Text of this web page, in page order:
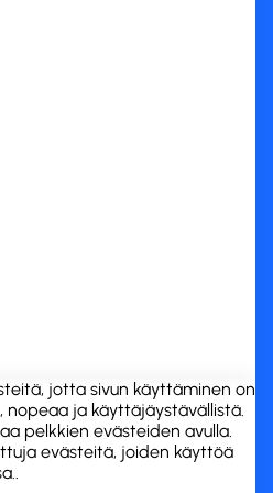
jotta sivun käyttäminen on
ja käyttäjäystävällistä.
pelkkien evästeiden avulla.
evästeitä, joiden käyttöä